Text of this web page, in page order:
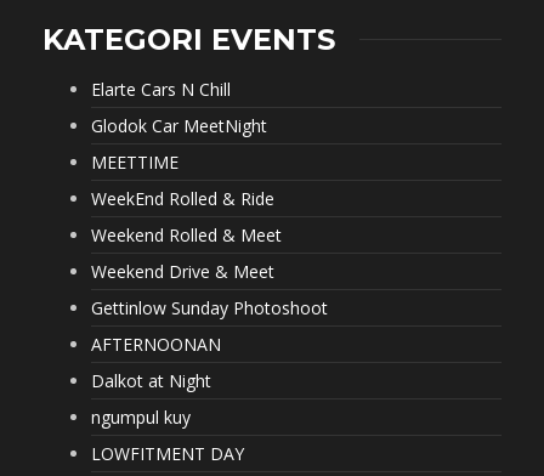
KATEGORI EVENTS
Elarte Cars N Chill
Glodok Car MeetNight
MEETTIME
WeekEnd Rolled & Ride
Weekend Rolled & Meet
Weekend Drive & Meet
Gettinlow Sunday Photoshoot
AFTERNOONAN
Dalkot at Night
ngumpul kuy
LOWFITMENT DAY